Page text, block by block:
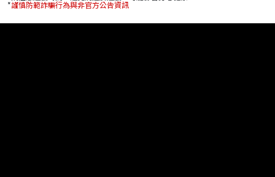
*謹慎防範詐騙行為與非官方公告資訊